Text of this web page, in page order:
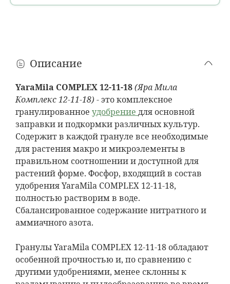
Минск и областные города
Районные города
До18:00 · только пн–пт
Ориентировочно: вторник, 11 августа
Деревни и агрогородки
1–2 дня ? расчет...
Толькопн–пт · время доставки на усмотрение водителя
Ориентировочно: 11 или среда, 12 августа
Пункты выдачи (ПВЗ)
1–2 днярасчет...
Самовывоз изпунктов выдачипо всей Беларуси
Описание
YaraMila COMPLEX 12-11-18(Яра Мила
Комплекс 12-11-18) - это комплексное
гранулированное удобрение для основной
заправки и подкормки различных культур.
Содержит в каждой грануле все необходимые
для растения макро и микроэлементы в
правильном соотношении и доступной для
растений форме. Фосфор, входящий в состав
удобрения YaraMila COMPLEX 12-11-18,
полностью растворим в воде.
Сбалансированное содержание нитратного и
аммиачного азота.
Гранулы YaraMila COMPLEX 12-11-18 обладают
особенной прочностью и, по сравнению с
другими удобрениями, менее склонны к